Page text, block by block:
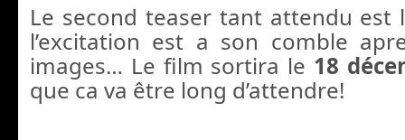
Le second teaser tant attendu est
l’excitation est a son comble
images… Le film sortira le 18
que ca va être long d’attendre!